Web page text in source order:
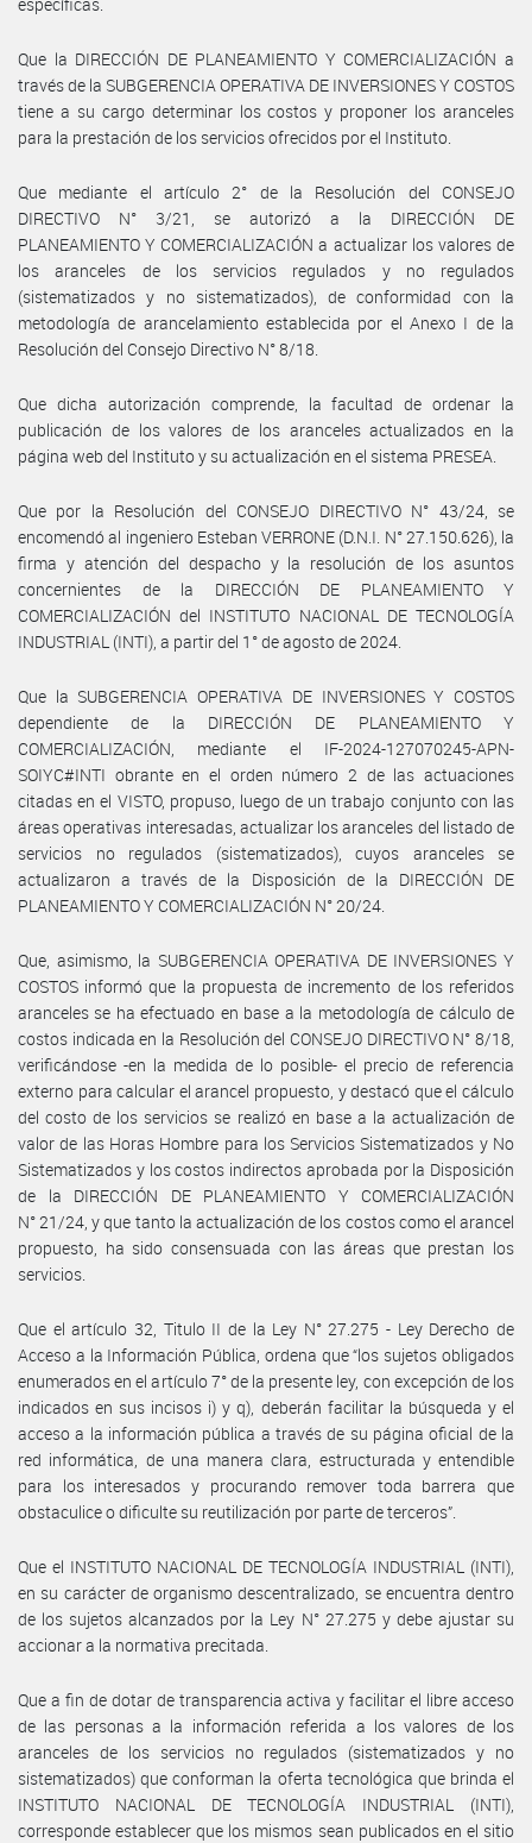
Que la DIRECCIÓN DE PLANEAMIENTO Y COMERCIALIZACIÓN a
través de la SUBGERENCIA OPERATIVA DE INVERSIONES Y COSTOS
tiene a su cargo determinar los costos y proponer los aranceles
para la prestación de los servicios ofrecidos por el Instituto.
Que mediante el artículo 2° de la Resolución del CONSEJO
DIRECTIVO N° 3/21, se autorizó a la DIRECCIÓN DE
PLANEAMIENTO Y COMERCIALIZACIÓN a actualizar los valores de
los aranceles de los servicios regulados y no regulados
(sistematizados y no sistematizados), de conformidad con la
metodología de arancelamiento establecida por el Anexo I de la
Resolución del Consejo Directivo N° 8/18.
Que dicha autorización comprende, la facultad de ordenar la
publicación de los valores de los aranceles actualizados en la
página web del Instituto y su actualización en el sistema PRESEA.
Que por la Resolución del CONSEJO DIRECTIVO N° 43/24, se
encomendó al ingeniero Esteban VERRONE (D.N.I. N° 27.150.626), la
firma y atención del despacho y la resolución de los asuntos
concernientes de la DIRECCIÓN DE PLANEAMIENTO Y
COMERCIALIZACIÓN del INSTITUTO NACIONAL DE TECNOLOGÍA
INDUSTRIAL (INTI), a partir del 1° de agosto de 2024.
Que la SUBGERENCIA OPERATIVA DE INVERSIONES Y COSTOS
dependiente de la DIRECCIÓN DE PLANEAMIENTO Y
COMERCIALIZACIÓN, mediante el IF-2024-127070245-APN-
SOIYC#INTI obrante en el orden número 2 de las actuaciones
citadas en el VISTO, propuso, luego de un trabajo conjunto con las
áreas operativas interesadas, actualizar los aranceles del listado de
servicios no regulados (sistematizados), cuyos aranceles se
actualizaron a través de la Disposición de la DIRECCIÓN DE
PLANEAMIENTO Y COMERCIALIZACIÓN N° 20/24.
Que, asimismo, la SUBGERENCIA OPERATIVA DE INVERSIONES Y
COSTOS informó que la propuesta de incremento de los referidos
aranceles se ha efectuado en base a la metodología de cálculo de
costos indicada en la Resolución del CONSEJO DIRECTIVO N° 8/18,
verificándose -en la medida de lo posible- el precio de referencia
externo para calcular el arancel propuesto, y destacó que el cálculo
del costo de los servicios se realizó en base a la actualización de
valor de las Horas Hombre para los Servicios Sistematizados y No
Sistematizados y los costos indirectos aprobada por la Disposición
de la DIRECCIÓN DE PLANEAMIENTO Y COMERCIALIZACIÓN
N° 21/24, y que tanto la actualización de los costos como el arancel
propuesto, ha sido consensuada con las áreas que prestan los
servicios.
Que el artículo 32, Titulo II de la Ley N° 27.275 - Ley Derecho de
Acceso a la Información Pública, ordena que “los sujetos obligados
enumerados en el artículo 7° de la presente ley, con excepción de los
indicados en sus incisos i) y q), deberán facilitar la búsqueda y el
acceso a la información pública a través de su página oficial de la
red informática, de una manera clara, estructurada y entendible
para los interesados y procurando remover toda barrera que
obstaculice o dificulte su reutilización por parte de terceros”.
Que el INSTITUTO NACIONAL DE TECNOLOGÍA INDUSTRIAL (INTI),
en su carácter de organismo descentralizado, se encuentra dentro
de los sujetos alcanzados por la Ley N° 27.275 y debe ajustar su
accionar a la normativa precitada.
Que a fin de dotar de transparencia activa y facilitar el libre acceso
de las personas a la información referida a los valores de los
aranceles de los servicios no regulados (sistematizados y no
sistematizados) que conforman la oferta tecnológica que brinda el
INSTITUTO NACIONAL DE TECNOLOGÍA INDUSTRIAL (INTI),
corresponde establecer que los mismos sean publicados en el sitio